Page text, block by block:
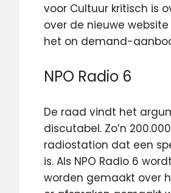
voor Cultuur kritisch is
over de nieuwe website
het on demand-
NPO Radio 6
De raad vindt het
discutabel. Zo’n
radiostation dat een
is. Als NPO Radio 6
worden gemaakt over